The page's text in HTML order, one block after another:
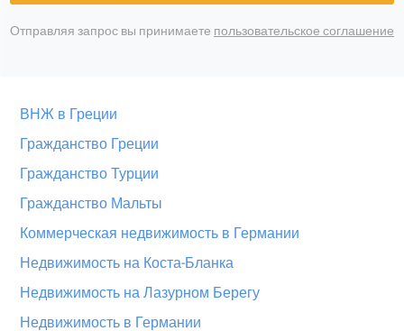
Отправляя запрос вы принимаете пользовательское соглашение
ВНЖ в Греции
Гражданство Греции
Гражданство Турции
Гражданство Мальты
Коммерческая недвижимость в Германии
Недвижимость на Коста-Бланка
Недвижимость на Лазурном Берегу
Недвижимость в Германии